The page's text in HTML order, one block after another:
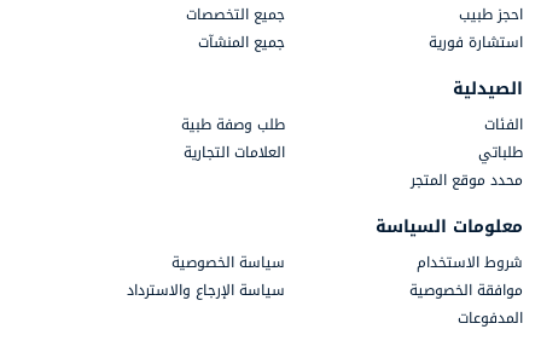
احجز طبيب
جميع التخصصات
استشارة فورية
جميع المنشآت
الصيدلية
الفئات
طلب وصفة طبية
طلباتي
العلامات التجارية
محدد موقع المتجر
معلومات السياسة
شروط الاستخدام
سياسة الخصوصية
موافقة الخصوصية
سياسة الإرجاع والاسترداد
المدفوعات